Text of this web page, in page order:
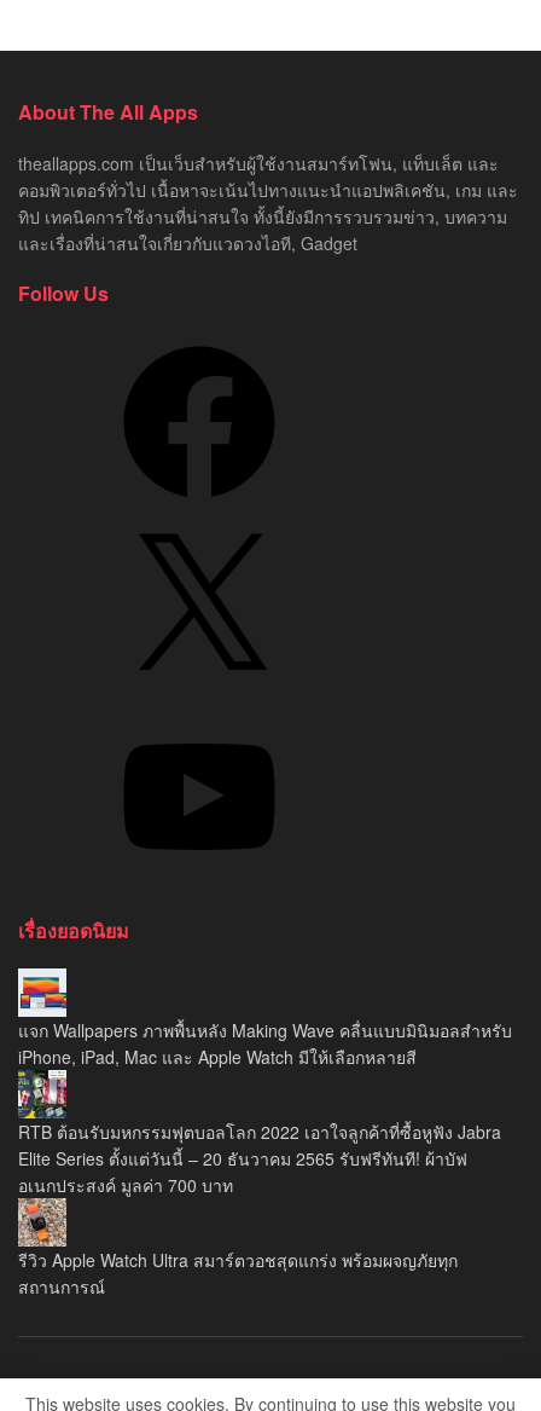
About The All Apps
theallapps.com เป็นเว็บสำหรับผู้ใช้งานสมาร์ทโฟน, แท็บเล็ต และ
คอมพิวเตอร์ทั่วไป เนื้อหาจะเน้นไปทางแนะนำแอปพลิเคชัน, เกม และ
ทิป เทคนิคการใช้งานที่น่าสนใจ ทั้งนี้ยังมีการรวบรวมข่าว, บทความ
และเรื่องที่น่าสนใจเกี่ยวกับแวดวงไอที, Gadget
Follow Us
เรื่องยอดนิยม
แจก Wallpapers ภาพพื้นหลัง Making Wave คลื่นแบบมินิมอลสำหรับ
iPhone, iPad, Mac และ Apple Watch มีให้เลือกหลายสี
RTB ต้อนรับมหกรรมฟุตบอลโลก 2022 เอาใจลูกค้าที่ซื้อหูฟัง Jabra
Elite Series ตั้งแต่วันนี้ – 20 ธันวาคม 2565 รับฟรีทันที! ผ้าบัฟ
อเนกประสงค์ มูลค่า 700 บาท
รีวิว Apple Watch Ultra สมาร์ตวอชสุดแกร่ง พร้อมผจญภัยทุก
สถานการณ์
This website uses cookies. By continuing to use this website you